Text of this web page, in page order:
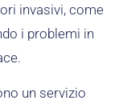
invasivi, come
i problemi in
un servizio